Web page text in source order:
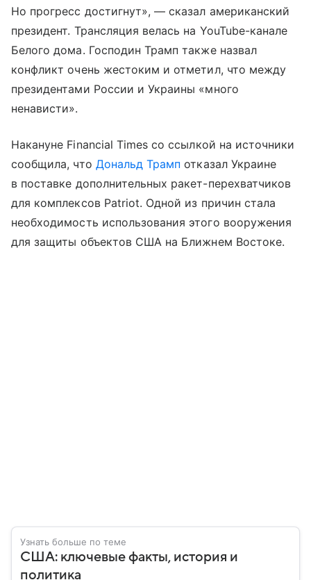
Но прогресс достигнут», — сказал американский
президент. Трансляция велась на YouTube-канале
Белого дома. Господин Трамп также назвал
конфликт очень жестоким и отметил, что между
президентами России и Украины «много
ненависти».
Накануне Financial Times со ссылкой на источники
сообщила, что Дональд Трамп отказал Украине
в поставке дополнительных ракет-перехватчиков
для комплексов Patriot. Одной из причин стала
необходимость использования этого вооружения
для защиты объектов США на Ближнем Востоке.
Узнать больше по теме
США: ключевые факты, история и
политика